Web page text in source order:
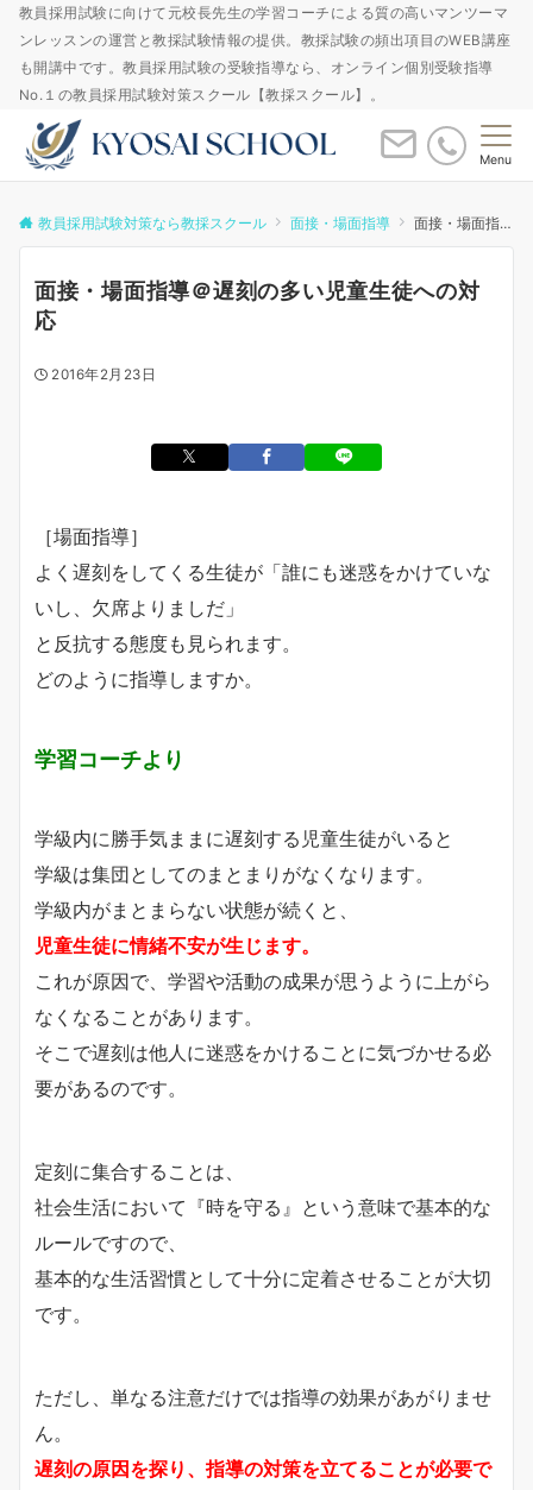
教員採用試験に向けて元校長先生の学習コーチによる質の高いマンツーマ
ンレッスンの運営と教採試験情報の提供。教採試験の頻出項目のWEB講座
も開講中です。教員採用試験の受験指導なら、オンライン個別受験指導
No.１の教員採用試験対策スクール【教採スクール】。
Menu
教員採用試験対策なら教採スクール 面接・場面指導 面接・場面指導＠遅刻の多い児童生徒への対応
面接・場面指導＠遅刻の多い児童生徒への対
応
2016年2月23日
［場面指導］
よく遅刻をしてくる生徒が「誰にも迷惑をかけていな
いし、欠席よりましだ」
と反抗する態度も見られます。
どのように指導しますか。
学習コーチより
学級内に勝手気ままに遅刻する児童生徒がいると
学級は集団としてのまとまりがなくなります。
学級内がまとまらない状態が続くと、
児童生徒に情緒不安が生じます。
これが原因で、学習や活動の成果が思うように上がら
なくなることがあります。
そこで遅刻は他人に迷惑をかけることに気づかせる必
要があるのです。
定刻に集合することは、
社会生活において『時を守る』という意味で基本的な
ルールですので、
基本的な生活習慣として十分に定着させることが大切
です。
ただし、単なる注意だけでは指導の効果があがりませ
ん。
遅刻の原因を探り、指導の対策を立てることが必要で